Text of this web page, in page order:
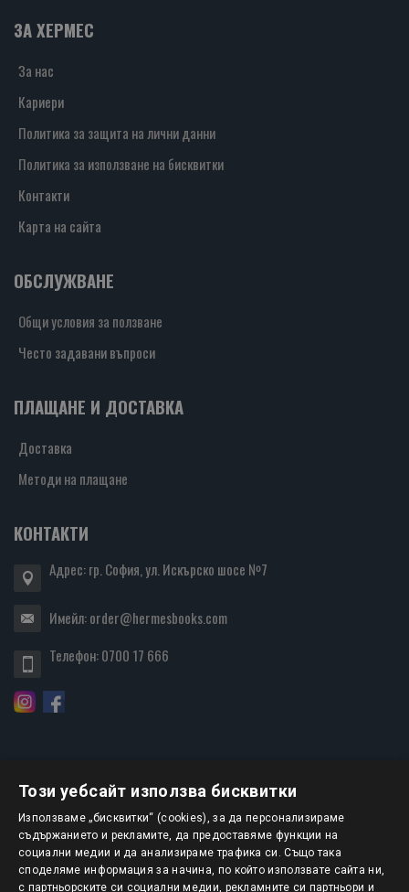
ЗА ХЕРМЕС
За нас
Кариери
Политика за защита на лични данни
Политика за използване на бисквитки
Контакти
Карта на сайта
ОБСЛУЖВАНЕ
Общи условия за ползване
Често задавани въпроси
ПЛАЩАНЕ И ДОСТАВКА
Доставка
Методи на плащане
КОНТАКТИ
Адрес: гр. София, ул. Искърско шосе №7
Имейл:order@hermesbooks.com
Телефон:0700 17 666
БЮЛЕТИН
АБОНИРАНЕ
Този уебсайт използва бисквитки
Използваме „бисквитки“ (cookies), за да персонализираме
съдържанието и рекламите, да предоставяме функции на
социални медии и да анализираме трафика си. Също така
споделяме информация за начина, по който използвате сайта ни,
с партньорските си социални медии, рекламните си партньори и